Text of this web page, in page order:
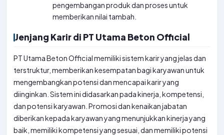
pengembangan produk dan proses untuk
memberikan nilai tambah.
Jenjang Karir di PT Utama Beton Official
PT Utama Beton Official memiliki sistem karir yang jelas dan
terstruktur, memberikan kesempatan bagi karyawan untuk
mengembangkan potensi dan mencapai karir yang
diinginkan. Sistem ini didasarkan pada kinerja, kompetensi,
dan potensi karyawan. Promosi dan kenaikan jabatan
diberikan kepada karyawan yang menunjukkan kinerja yang
baik, memiliki kompetensi yang sesuai, dan memiliki potensi